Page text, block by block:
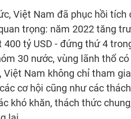
Việt Nam đã phục hồi tích
trọng: năm 2022 tăng
400 tỷ USD - đứng thứ 4
30 nước, vùng lãnh thổ
Nam không chỉ tham
cơ hội cũng như các
khó khăn, thách thức